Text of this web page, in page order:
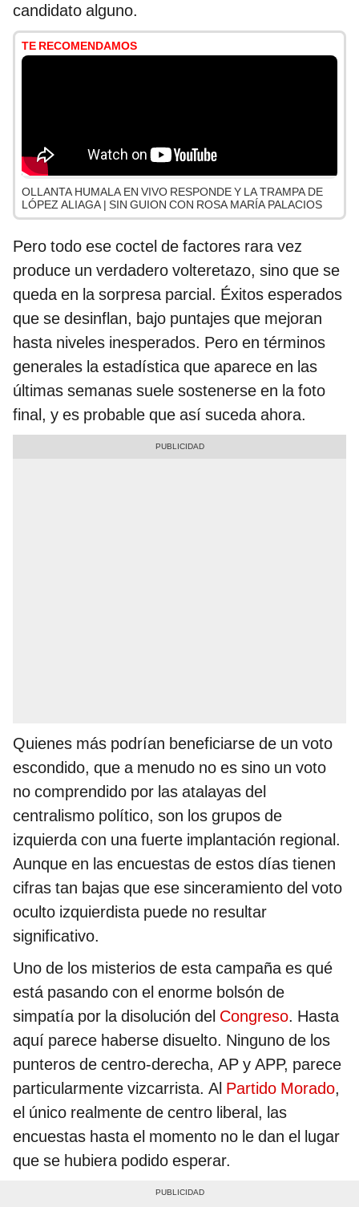
candidato alguno.
TE RECOMENDAMOS
OLLANTA HUMALA EN VIVO RESPONDE Y LA TRAMPA DE
LÓPEZ ALIAGA | SIN GUION CON ROSA MARÍA PALACIOS
Pero todo ese coctel de factores rara vez
produce un verdadero volteretazo, sino que se
queda en la sorpresa parcial. Éxitos esperados
que se desinflan, bajo puntajes que mejoran
hasta niveles inesperados. Pero en términos
generales la estadística que aparece en las
últimas semanas suele sostenerse en la foto
final, y es probable que así suceda ahora.
Quienes más podrían beneficiarse de un voto
escondido, que a menudo no es sino un voto
no comprendido por las atalayas del
centralismo político, son los grupos de
izquierda con una fuerte implantación regional.
Aunque en las encuestas de estos días tienen
cifras tan bajas que ese sinceramiento del voto
oculto izquierdista puede no resultar
significativo.
Uno de los misterios de esta campaña es qué
está pasando con el enorme bolsón de
simpatía por la disolución del Congreso. Hasta
aquí parece haberse disuelto. Ninguno de los
punteros de centro-derecha, AP y APP, parece
particularmente vizcarrista. Al Partido Morado,
el único realmente de centro liberal, las
encuestas hasta el momento no le dan el lugar
que se hubiera podido esperar.